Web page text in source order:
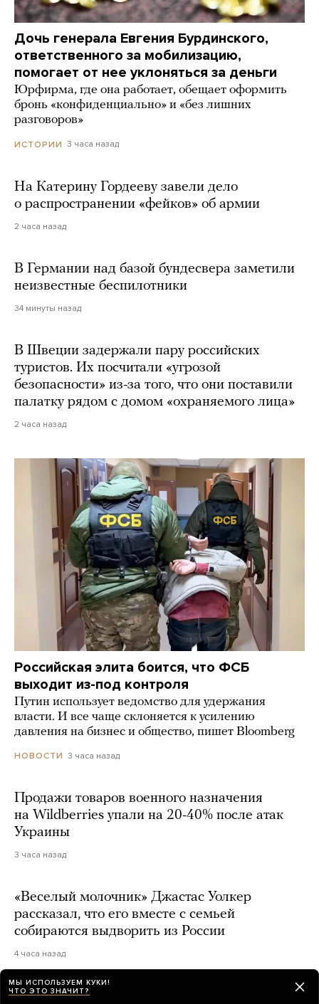
Дочь генерала Евгения Бурдинского,
ответственного за мобилизацию,
помогает от нее уклоняться за деньги
Юрфирма, где она работает, обещает оформить
бронь «конфиденциально» и «без лишних
разговоров»
ИСТОРИИ 3 часа назад
На Катерину Гордееву завели дело
о распространении «фейков» об армии
2 часа назад
В Германии над базой бундесвера заметили
неизвестные беспилотники
34 минуты назад
В Швеции задержали пару российских
туристов. Их посчитали «угрозой
безопасности» из-за того, что они поставили
палатку рядом с домом «охраняемого лица»
2 часа назад
Российская элита боится, что ФСБ
выходит из-под контроля
Путин использует ведомство для удержания
власти. И все чаще склоняется к усилению
давления на бизнес и общество, пишет Bloomberg
НОВОСТИ 3 часа назад
Продажи товаров военного назначения
на Wildberries упали на 20-40% после атак
Украины
3 часа назад
«Веселый молочник» Джастас Уолкер
рассказал, что его вместе с семьей
собираются выдворить из России
4 часа назад
МЫ ИСПОЛЬЗУЕМ КУКИ!
ЧТО ЭТО ЗНАЧИТ?